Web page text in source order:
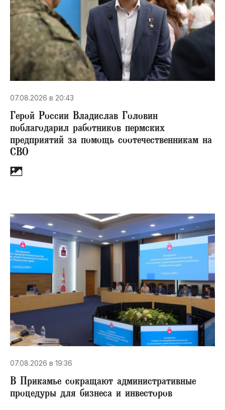
07.08.2026 в 20:43
Герой России Владислав Головин
поблагодарил работников пермских
предприятий за помощь соотечественникам на
СВО
07.08.2026 в 19:36
В Прикамье сокращают административные
процедуры для бизнеса и инвесторов